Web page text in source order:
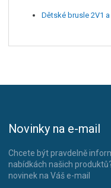
Dětské brusle 2V1 a
Novinky na e-mail
Chcete být pravdelně
nabídkách našich
novinek na Váš e-mail